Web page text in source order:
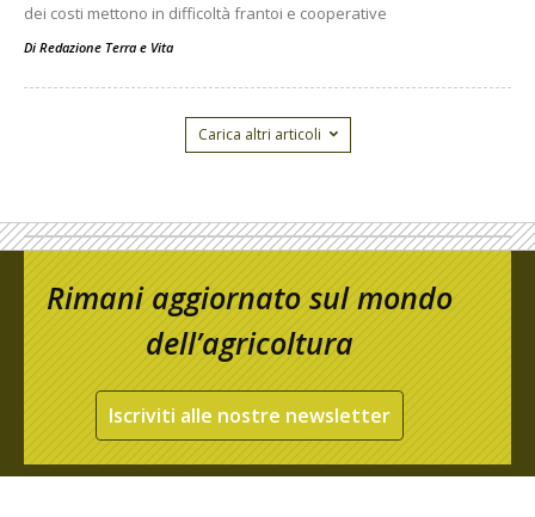
dei costi mettono in difficoltà frantoi e cooperative
Di Redazione Terra e Vita
Carica altri articoli
Rimani aggiornato sul mondo
dell’agricoltura
Iscriviti alle nostre newsletter